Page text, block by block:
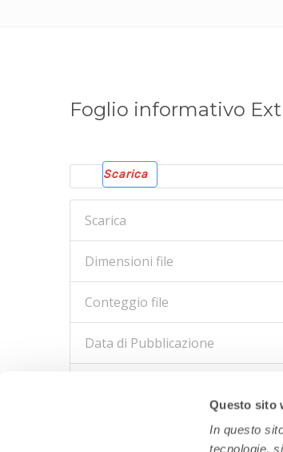
Questo sito
In questo
tecnologie,
Foglio informativo
Scarica
Scarica
Dimensioni file
Conteggio file
Data di Pubblicazione